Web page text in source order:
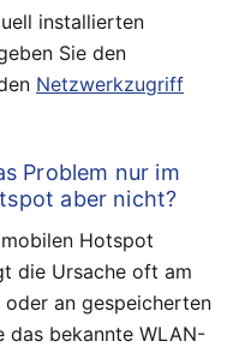
installierten
Sie den
Netzwerkzugriff
Problem nur im
aber nicht?
Hotspot
die Ursache oft am
oder an gespeicherten
das bekannte WLAN-